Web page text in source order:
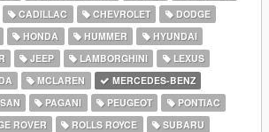
CADILLAC CHEVROLET
DODGE
HONDA HUMMER
HYUNDAI
JEEP LAMBORGHINI
LEXUS
MCLAREN
MERCEDES-BENZ
PAGANI PEUGEOT
PONTIAC
ROVER ROLLS ROYCE
SUBARU